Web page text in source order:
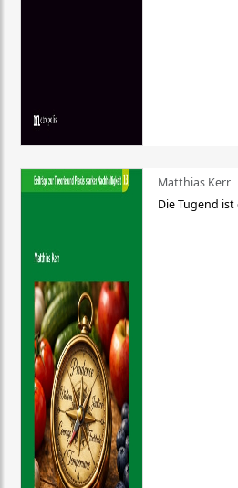
Matthias Kerr
Die Tugend